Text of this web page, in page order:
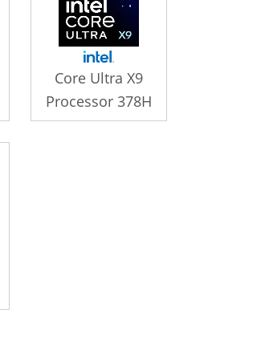
Core Ultra X9
Processor 378H